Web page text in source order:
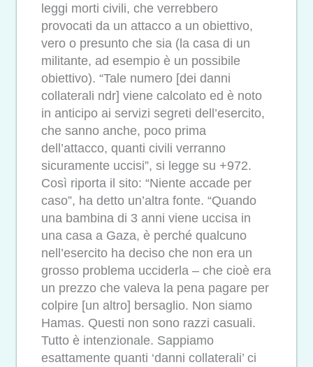
leggi morti civili, che verrebbero
provocati da un attacco a un obiettivo,
vero o presunto che sia (la casa di un
militante, ad esempio è un possibile
obiettivo). “Tale numero [dei danni
collaterali ndr] viene calcolato ed è noto
in anticipo ai servizi segreti dell’esercito,
che sanno anche, poco prima
dell’attacco, quanti civili verranno
sicuramente uccisi”, si legge su +972.
Così riporta il sito: “Niente accade per
caso”, ha detto un’altra fonte. “Quando
una bambina di 3 anni viene uccisa in
una casa a Gaza, è perché qualcuno
nell’esercito ha deciso che non era un
grosso problema ucciderla – che cioè era
un prezzo che valeva la pena pagare per
colpire [un altro] bersaglio. Non siamo
Hamas. Questi non sono razzi casuali.
Tutto è intenzionale. Sappiamo
esattamente quanti ‘danni collaterali’ ci